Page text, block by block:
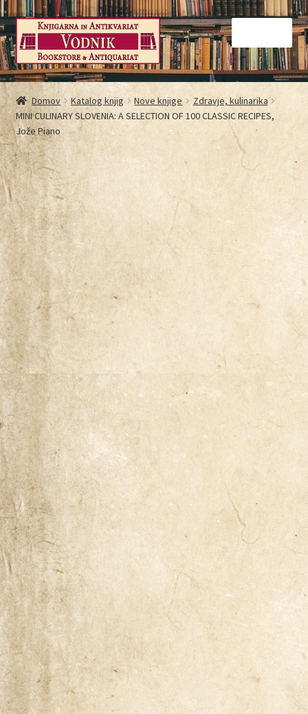
Domov
Galerija
Kontakt
Košarica
Moj račun
Način nakupovanja
Najbolj pogosta vprašanja
Naša zgodba
Odkup knjig
Pogoji poslovanja
Ponudba knjig
Pravilnik o zasebnosti
Trgovina
Zaključek nakupa
Domov Katalog knjig Nove knjige
Zdravje, kulinarika
MINI CULINARY SLOVENIA: A SELECTION OF 100 CLASSIC RECIPES,
Jože Piano